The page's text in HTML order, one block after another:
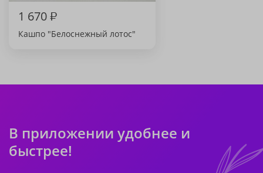
1 670₽
Кашпо "Белоснежный лотос"
В приложении удобнее и
быстрее!